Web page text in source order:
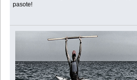
pasote!